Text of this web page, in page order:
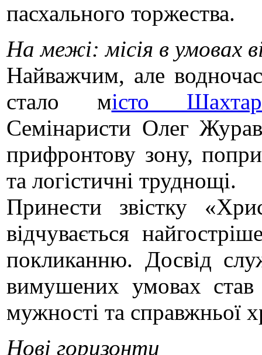
пасхального торжества.
На межі: місія в умовах
Найважчим, але
стало місто
Семінаристи Олег
прифронтову зону,
та логістичні труднощі.
Принести звістку
відчувається
покликанню. Досвід
вимушених умовах став
мужності та справжньої
Нові горизонти